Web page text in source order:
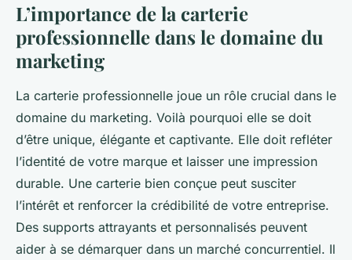
L’importance de la carterie
professionnelle dans le domaine du
marketing
La carterie professionnelle joue un rôle crucial dans le
domaine du marketing. Voilà pourquoi elle se doit
d’être unique, élégante et captivante. Elle doit refléter
l’identité de votre marque et laisser une impression
durable. Une carterie bien conçue peut susciter
l’intérêt et renforcer la crédibilité de votre entreprise.
Des supports attrayants et personnalisés peuvent
aider à se démarquer dans un marché concurrentiel. Il